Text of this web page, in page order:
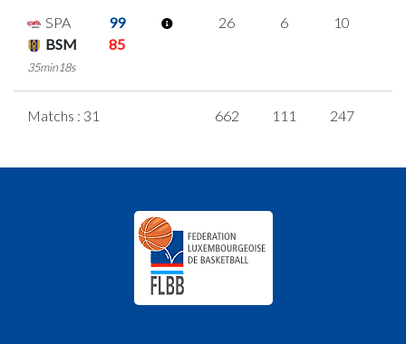
SPA
99
BSM
85
35min18s
26 6 10
Matchs : 31 662 111 247